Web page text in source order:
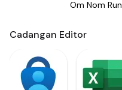
Om Nom Run
Cadangan Editor